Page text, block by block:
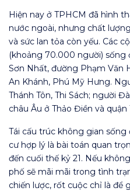
Hiện nay ở TPHCM đã hình
nước ngoài, nhưng chất
và sức lan tỏa còn yếu. Các
(khoảng 70.000 người) sống
Sơn Nhất, đường Phạm Văn
An Khánh, Phú Mỹ Hưng.
Thánh Tôn, Thi Sách; người
châu Âu ở Thảo Điền và quận
Tái cấu trúc không gian sống
cư hợp lý là bài toán quan
đến cuối thế kỷ 21. Nếu
phố sẽ mãi mãi trong tình
chiến lược, rốt cuộc chỉ là để